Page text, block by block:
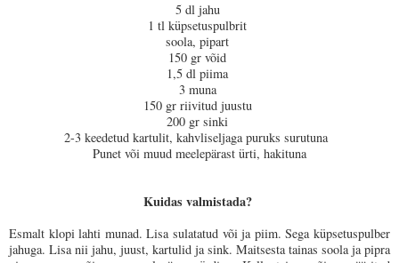
5 dl jahu
1 tl küpsetuspulbrit
soola, pipart
150 gr võid
1,5 dl piima
3 muna
150 gr riivitud juustu
200 gr sinki
2-3 keedetud kartulit, kahvliseljaga puruks surutuna
Punet või muud meelepärast ürti, hakituna
Kuidas valmistada?
Esmalt klopi lahti munad. Lisa sulatatud või ja piim. Sega küpsetuspulber
jahuga. Lisa nii jahu, juust, kartulid ja sink. Maitsesta tainas soola ja pipra